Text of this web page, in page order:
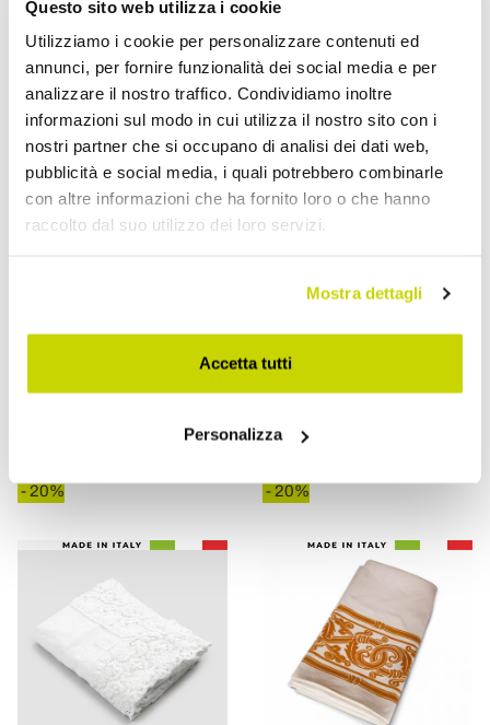
Questo sito web utilizza i cookie
Utilizziamo i cookie per personalizzare contenuti ed
annunci, per fornire funzionalità dei social media e per
analizzare il nostro traffico. Condividiamo inoltre
informazioni sul modo in cui utilizza il nostro sito con i
nostri partner che si occupano di analisi dei dati web,
pubblicità e social media, i quali potrebbero combinarle
con altre informazioni che ha fornito loro o che hanno
raccolto dal suo utilizzo dei loro servizi.
Mostra dettagli
Accetta tutti
Personalizza
Rechteckige
- 20%
VIADURINI TEXTILE
Rechteckige
Leinentischdecke mit
- 20%